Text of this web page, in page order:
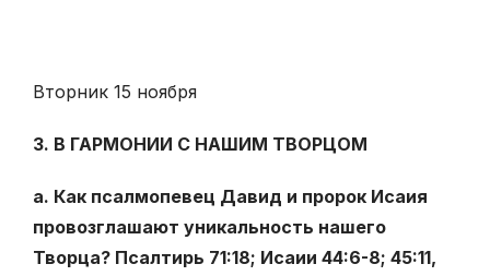
Вторник 15 ноября
3. В ГАРМОНИИ С НАШИМ ТВОРЦОМ
а. Как псалмопевец Давид и пророк Исаия
провозглашают уникальность нашего
Творца? Псалтирь 71:18; Исаии 44:6-8; 45:11,